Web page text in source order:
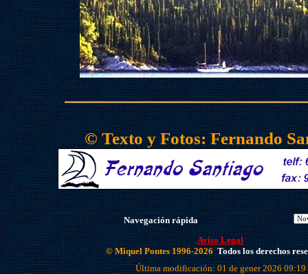
©Texto y Fotos: Fernando
Navegación rápida
Aviso Legal
© Miquel Pontes 1996-2026 Todos los derechos
Última modificación: 01 de gener 2026 09:19